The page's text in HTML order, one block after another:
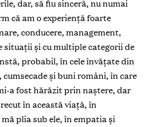
dar, să fiu sinceră, nu numai
că am o experiență foarte
conducere, management,
situații și cu multiple categorii de
probabil, în cele învățate din
și buni români, în care
a fost hărăzit prin naștere, dar
în această viață, în
plia sub ele, în empatia și